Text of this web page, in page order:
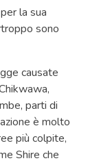
la sua
sono
causate
parti di
è molto
più colpite,
Shire che